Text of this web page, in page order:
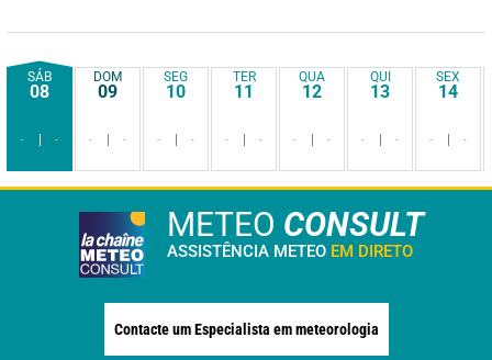
SÁB
08
- -
DOM
09
- -
SEG
10
- -
TER
11
- -
QUA
12
- -
QUI
13
- -
SEX
14
- -
METEO CONSULT
ASSISTÊNCIA METEO EM DIRETO
Contacte um Especialista em meteorologia